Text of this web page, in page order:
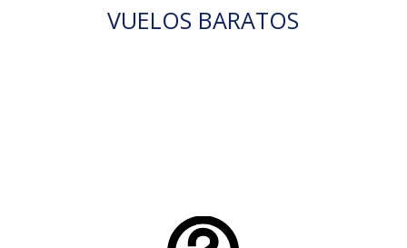
VUELOS BARATOS